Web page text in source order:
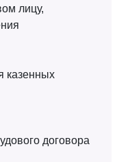
лицу,
казенных
договора